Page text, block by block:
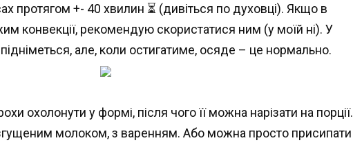
протягом +- 40 хвилин ⏳ (дивіться по духовці). Якщо в
конвекції, рекомендую скористатися ним (у моїй ні). У
але, коли остигатиме, осяде – це нормально.
охолонути у формі, після чого її можна нарізати на порції.
молоком, з варенням. Або можна просто присипати